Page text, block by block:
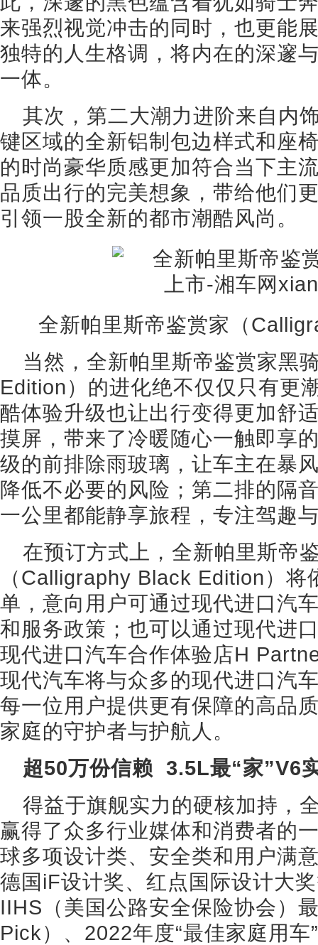
来强烈视觉冲击的同时，也更能
独特的人生格调，将内在的深邃
一体。
其次，第二大潮力进阶来自内
键区域的全新铝制包边样式和座
的时尚豪华质感更加符合当下主
品质出行的完美想象，带给他们
引领一股全新的都市潮酷风尚。
全新帕里斯帝鉴赏家（
当然，全新帕里斯帝鉴赏家黑
Edition）的进化绝不仅仅只有更
酷体验升级也让出行变得更加舒
摸屏，带来了冷暖随心一触即享
级的前排除雨玻璃，让车主在暴
降低不必要的风险；第二排的隔
一公里都能静享旅程，专注驾趣
在预订方式上，全新帕里斯帝
（Calligraphy Black Edition）
单，意向用户可通过现代进口汽
和服务政策；也可以通过现代进
现代进口汽车合作体验店H
现代汽车将与众多的现代进口汽
每一位用户提供更有保障的高品
家庭的守护者与护航人。
超50万份信赖 3.5L最“家”V6
得益于旗舰实力的硬核加持，
赢得了众多行业媒体和消费者的
球多项设计类、安全类和用户满
德国iF设计奖、红点国际设计大
IIHS（美国公路安全保险协会）
Pick）、2022年度“最佳家庭用